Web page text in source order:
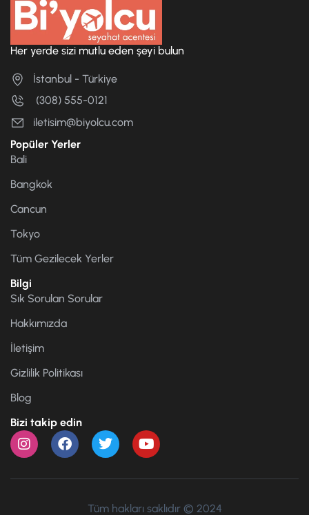
Her yerde sizi mutlu eden şeyi bulun
İstanbul - Türkiye
(308) 555-0121
iletisim@biyolcu.com
Popüler Yerler
Bali
Bangkok
Cancun
Tokyo
Tüm Gezilecek Yerler
Bilgi
Sık Sorulan Sorular
Hakkımızda
İletişim
Gizlilik Politikası
Blog
Bizi takip edin
Tüm hakları saklıdır © 2024